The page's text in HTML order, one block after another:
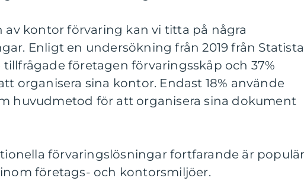
av kontor förvaring kan vi titta på några
Enligt en undersökning från 2019 från Statista
tillfrågade företagen förvaringsskåp och 37%
organisera sina kontor. Endast 18% använde
huvudmetod för att organisera sina dokument
förvaringslösningar fortfarande är
företags- och kontorsmiljöer.